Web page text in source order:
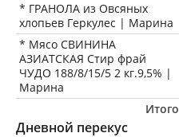
* ГРАНОЛА из Овсяных
хлопьев Геркулес | Марина
* Мясо СВИНИНА
АЗИАТСКАЯ Стир фрай
ЧУДО 188/8/15/5 2 кг.9,5% |
Марина
Итого
Дневной перекус